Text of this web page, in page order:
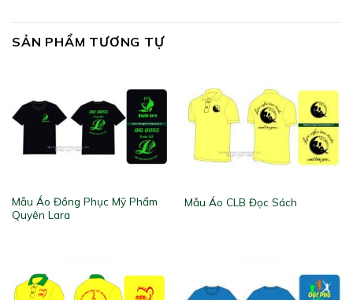
SẢN PHẨM TƯƠNG TỰ
Mẫu Áo Đồng Phục Mỹ Phẩm
Quyên Lara
Mẫu Áo CLB Đọc Sách